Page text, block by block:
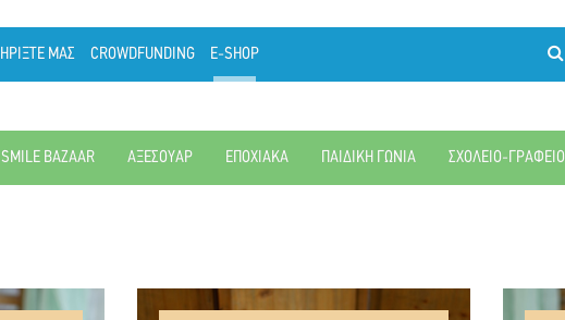
ΜΑΣ CROWDFUNDING E-SHOP
SMILE BAZAAR ΑΞΕΣΟΥΑΡ ΕΠΟΧΙΑΚΑ ΠΑΙΔΙΚΗ ΓΩΝΙΑ ΣΧΟΛΕΙΟ-ΓΡΑΦΕΙΟ